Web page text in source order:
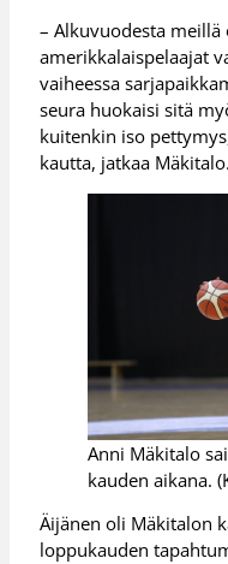
– Alkuvuodesta
amerikkalaispelaajat
vaiheessa
seura huokaisi sitä
kuitenkin iso
kautta, jatkaa Mäkitalo.
Anni Mäkitalo
kauden aikana.
Äijänen oli Mäkitalon
loppukauden